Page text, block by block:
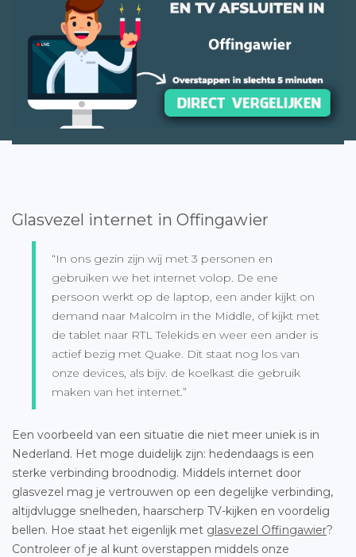
Glasvezel internet in Offingawier
“In ons gezin zijn wij met 3 personen en
gebruiken we het internet volop. De ene
persoon werkt op de laptop, een ander kijkt on
demand naar Malcolm in the Middle, of kijkt met
de tablet naar RTL Telekids en weer een ander is
actief bezig met Quake. Dit staat nog los van
onze devices, als bijv. de koelkast die gebruik
maken van het internet.”
Een voorbeeld van een situatie die niet meer uniek is in
Nederland. Het moge duidelijk zijn: hedendaags is een
sterke verbinding broodnodig. Middels internet door
glasvezel mag je vertrouwen op een degelijke verbinding,
altijdvlugge snelheden, haarscherp TV-kijken en voordelig
bellen. Hoe staat het eigenlijk met glasvezel Offingawier?
Controleer of je al kunt overstappen middels onze